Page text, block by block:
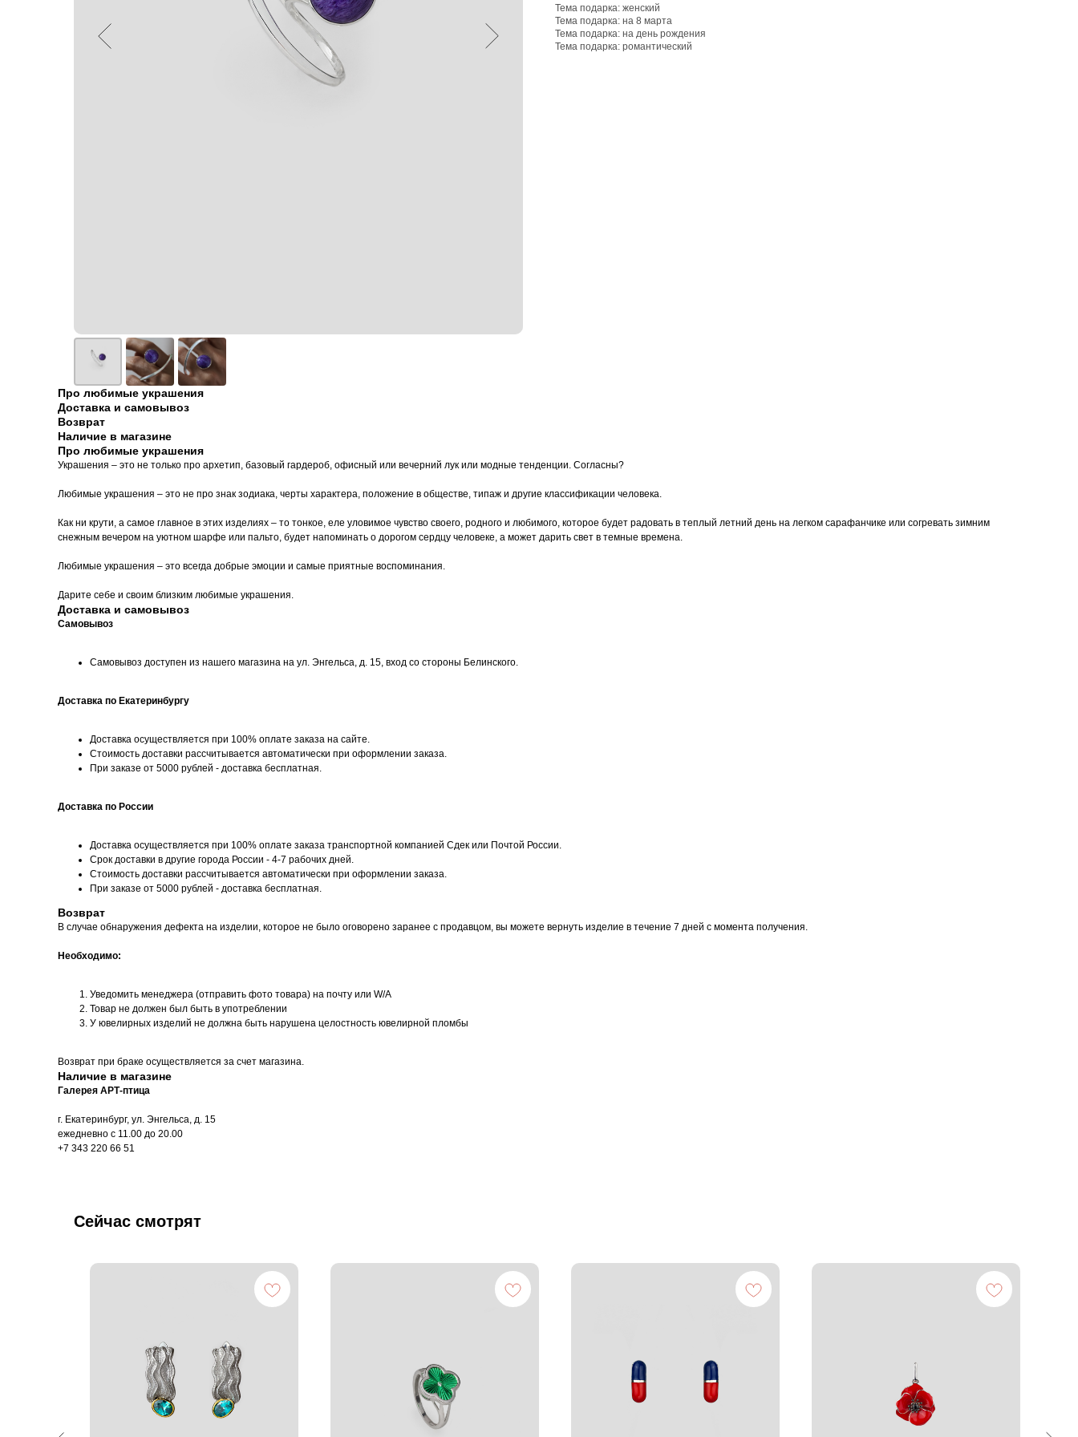
Тема подарка: женский
Тема подарка: на 8 марта
Тема подарка: на день рождения
Тема подарка: романтический
Про любимые украшения
Доставка и самовывоз
Возврат
Наличие в магазине
Про любимые украшения
Украшения – это не только про архетип, базовый гардероб, офисный или вечерний лук или модные тенденции. Согласны?
Любимые украшения – это не про знак зодиака, черты характера, положение в обществе, типаж и другие классификации человека.
Как ни крути, а самое главное в этих изделиях – то тонкое, еле уловимое чувство своего, родного и любимого, которое будет радовать в теплый летний день на легком сарафанчике или согревать зимним
снежным вечером на уютном шарфе или пальто, будет напоминать о дорогом сердцу человеке, а может дарить свет в темные времена.
Любимые украшения – это всегда добрые эмоции и самые приятные воспоминания.
Дарите себе и своим близким любимые украшения.
Доставка и самовывоз
Самовывоз
Самовывоз доступен из нашего магазина на ул. Энгельса, д. 15, вход со стороны Белинского.
Доставка по Екатеринбургу
Доставка осуществляется при 100% оплате заказа на сайте.
Стоимость доставки рассчитывается автоматически при оформлении заказа.
При заказе от 5000 рублей - доставка бесплатная.
Доставка по России
Доставка осуществляется при 100% оплате заказа транспортной компанией Сдек или Почтой России.
Срок доставки в другие города России - 4-7 рабочих дней.
Стоимость доставки рассчитывается автоматически при оформлении заказа.
При заказе от 5000 рублей - доставка бесплатная.
Возврат
В случае обнаружения дефекта на изделии, которое не было оговорено заранее с продавцом, вы можете вернуть изделие в течение 7 дней с момента получения.
Необходимо:
Уведомить менеджера (отправить фото товара) на почту или W/А
Товар не должен был быть в употреблении
У ювелирных изделий не должна быть нарушена целостность ювелирной пломбы
Возврат при браке осуществляется за счет магазина.
Наличие в магазине
Галерея АРТ-птица
г. Екатеринбург, ул. Энгельса, д. 15
ежедневно с 11.00 до 20.00
+7 343 220 66 51
Сейчас смотрят